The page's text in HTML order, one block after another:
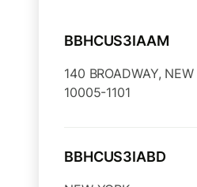
BBHCUS3IAAM
140 BROADWAY, NEW
10005-1101
BBHCUS3IABD